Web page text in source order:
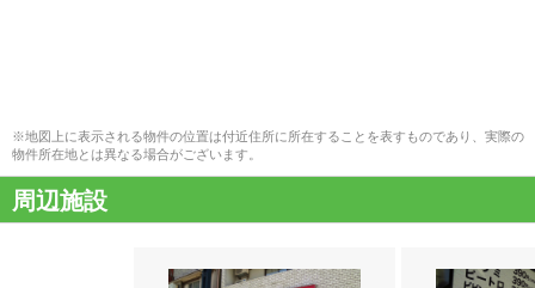
※地図上に表示される物件の位置は付近住所に所在することを表すものであり、実際の
物件所在地とは異なる場合がございます。
周辺施設